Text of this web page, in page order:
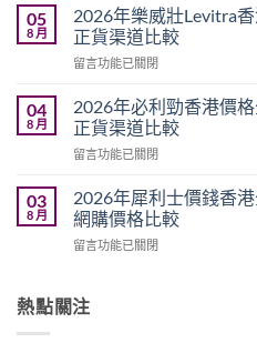
藥
正
去
裡
買？
港
購
渠
道
招
防
年
男
士
保
品
推
介：
香
男
士
健
行
05
8 月
2026年樂威壯Levitra
正貨渠道比較
在
年
樂
威
壯
香
港
價
格
略：
留言功能已關閉
04
8 月
2026年必利勁香港價
正貨渠道比較
在
年
必
利
勁
價
留言功能已關閉
03
8 月
2026年犀利士價錢香
網購價格比較
在
犀
利
留言功能已關閉
熱點關注